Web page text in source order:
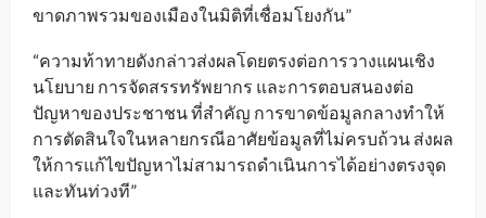
ขาดภาพรวมของเมืองในมิติที่เชื่อมโยงกัน”
“ความท้าทายดังกล่าวส่งผลโดยตรงต่อการวางแผนเชิง
นโยบาย การจัดสรรทรัพยากร และการตอบสนองต่อ
ปัญหาของประชาชน ที่สำคัญ การขาดข้อมูลกลางทำให้
การตัดสินใจในหลายกรณีอาศัยข้อมูลที่ไม่ครบถ้วน ส่งผล
ให้การแก้ไขปัญหาไม่สามารถดำเนินการได้อย่างตรงจุด
และทันท่วงที”